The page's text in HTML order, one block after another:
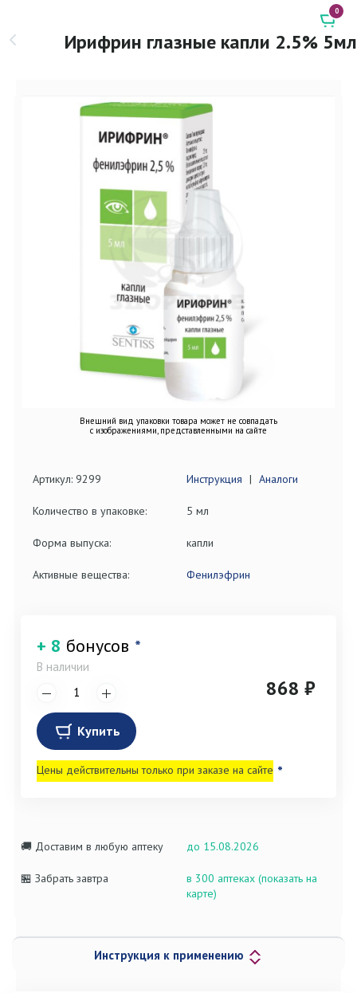
Ирифрин глазные капли 2.5% 5мл
0
Внешний вид упаковки товара может не совпадать
с изображениями, представленными на сайте
Артикул: 9299 Инструкция | Аналоги
Количество в упаковке: 5 мл
Форма выпуска: капли
Активные вещества: Фенилэфрин
+ 8 бонусов *
В наличии
868 ₽
Купить
Цены действительны только при заказе на сайте *
🚚 Доставим в любую аптеку до 15.08.2026
🏪 Забрать завтра
в 300 аптеках (показать на
карте)
Инструкция к применению